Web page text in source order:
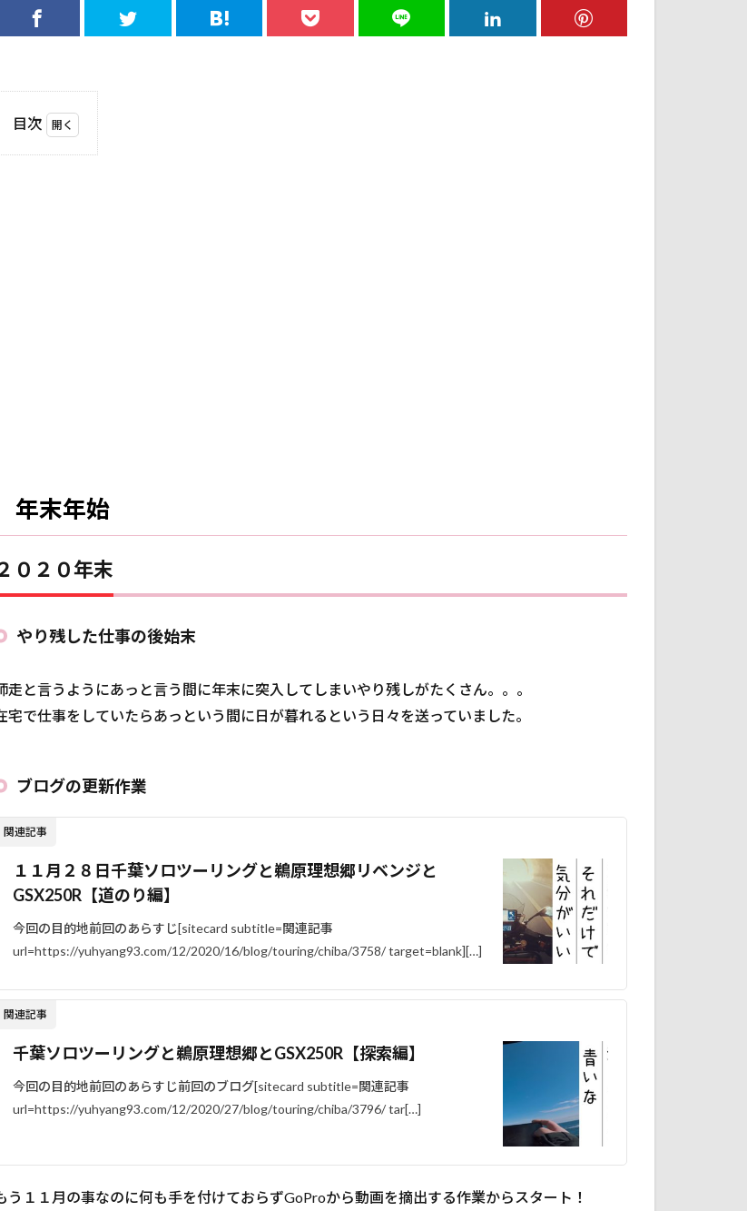
目次
始
め
と
急
事
宣
2.1
１月
４日
2.2
１月
７日
午前
より
2.3
COVID-
19と共
3
２
２
年
の
今年
年末年始
０２０年末
やり残した仕事の後始末
走と言うようにあっと言う間に年末に突入してしまいやり残しがたくさん。。。
宅で仕事をしていたらあっという間に日が暮れるという日々を送っていました。
ブログの更新作業
関連記事
１１月２８日千葉ソロツーリングと鵜原理想郷リベンジと
GSX250R【道のり編】
今回の目的地前回のあらすじ[sitecard subtitle=関連記事
url=https://yuhyang93.com/12/2020/16/blog/touring/chiba/3758/ target=blank][…]
関連記事
千葉ソロツーリングと鵜原理想郷とGSX250R【探索編】
今回の目的地前回のあらすじ前回のブログ[sitecard subtitle=関連記事
url=https://yuhyang93.com/12/2020/27/blog/touring/chiba/3796/ tar[…]
う１１月の事なのに何も手を付けておらずGoProから動画を摘出する作業からスタート！